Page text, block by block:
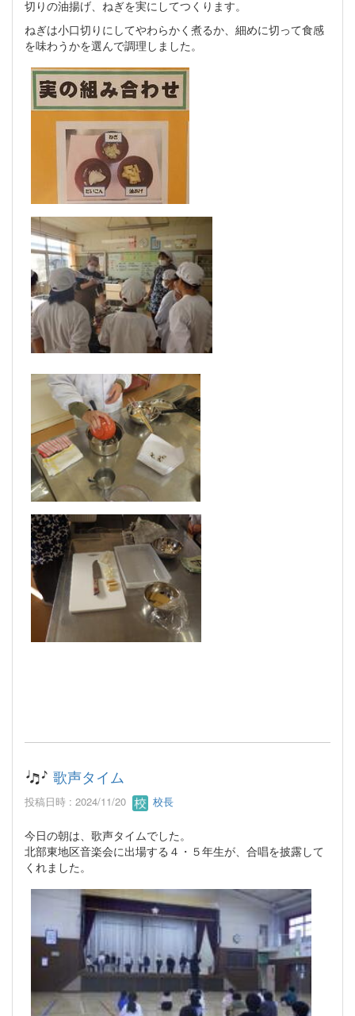
切りの油揚げ、ねぎを実にしてつくります。
ねぎは小口切りにしてやわらかく煮るか、細めに切って食感
を味わうかを選んで調理しました。
歌声タイム
投稿日時 : 2024/11/20 校長
今日の朝は、歌声タイムでした。
北部東地区音楽会に出場する４・５年生が、合唱を披露して
くれました。